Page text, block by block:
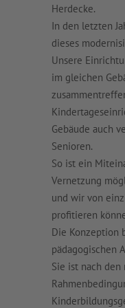
Herdecke.
In den letzten
dieses
Unsere
im gleichen
Gebäude auch
Senioren.
So ist ein
Vernetzung
und wir von
profitieren
Die Konzeption
pädagogischen
Sie ist nach